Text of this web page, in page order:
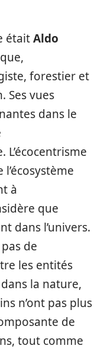
étaitAldo
forestier et
Ses vues
dans le
à
que
dans l’univers.
de
les entités
la nature,
n’ont pas plus
de
tout comme